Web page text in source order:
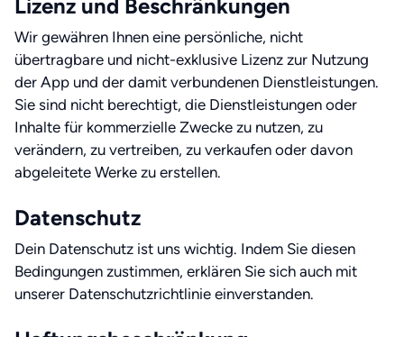
Lizenz und Beschränkungen
Wir gewähren Ihnen eine persönliche, nicht
übertragbare und nicht-exklusive Lizenz zur Nutzung
der App und der damit verbundenen Dienstleistungen.
Sie sind nicht berechtigt, die Dienstleistungen oder
Inhalte für kommerzielle Zwecke zu nutzen, zu
verändern, zu vertreiben, zu verkaufen oder davon
abgeleitete Werke zu erstellen.
Datenschutz
Dein Datenschutz ist uns wichtig. Indem Sie diesen
Bedingungen zustimmen, erklären Sie sich auch mit
unserer Datenschutzrichtlinie einverstanden.